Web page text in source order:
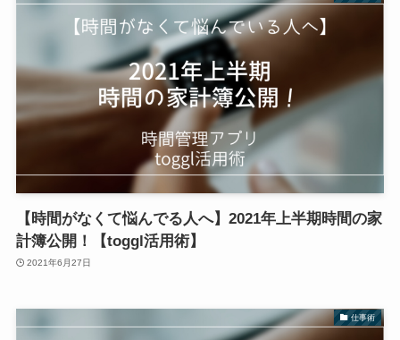
【時間がなくて悩んでる人へ】2021年上半期時間の家
計簿公開！【toggl活用術】
2021年6月27日
仕事術